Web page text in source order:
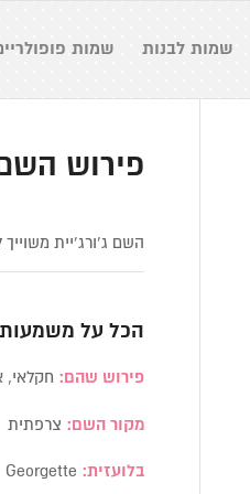
שמות לבנות שמות
פירוש השם
השם ג’ורג’יית משוייך
הכל על
פירוש שהם: חקלאי,
מקור השם: צרפתית
בלועזית: